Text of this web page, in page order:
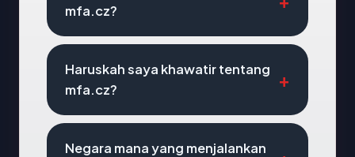
mfa.cz?
Haruskah saya khawatir tentang
mfa.cz?
Negara mana yang menjalankan